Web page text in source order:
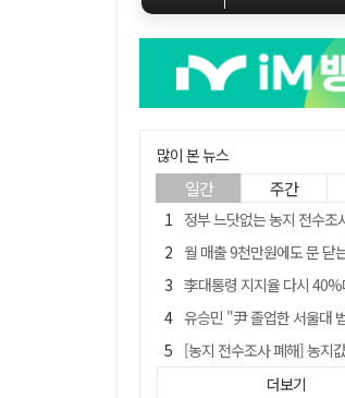
많이 본 뉴스
일간 주간
정부 느닷없는 농지 전수조사…농촌 들쑤시는 '
월 매출 9천만원에도 문 닫는 영양 젖소농장… "
李대통령 지지율 다시 40%대로…20대
유승민 "尹 졸업한 서울대 법대·충암고도 없애야"…
[농지 전수조사 폐해] 농지값도 흔들리나…"도지 막히면 헐
지역활성화 펀드 9호…포항 AI 데이터센
더보기